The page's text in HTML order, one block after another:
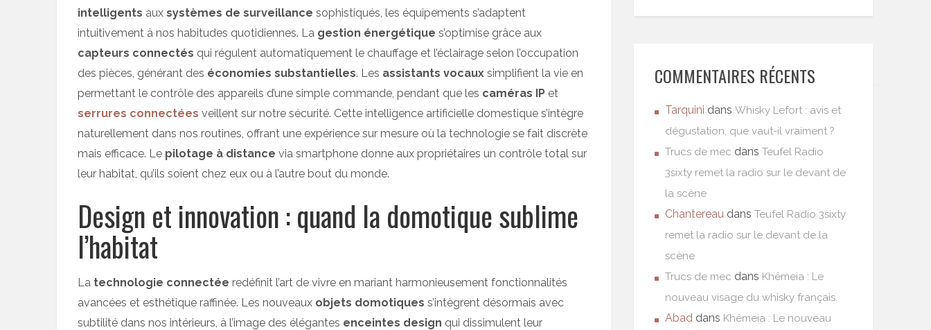
intelligents aux systèmes de surveillance sophistiqués, les équipements s’adaptent
intuitivement à nos habitudes quotidiennes. La gestion énergétique s’optimise grâce aux
capteurs connectés qui régulent automatiquement le chauffage et l’éclairage selon l’occupation
des pièces, générant des économies substantielles. Les assistants vocaux simplifient la vie en
permettant le contrôle des appareils d’une simple commande, pendant que les caméras IP et
serrures connectées veillent sur notre sécurité. Cette intelligence artificielle domestique s’intègre
naturellement dans nos routines, offrant une expérience sur mesure où la technologie se fait discrète
mais efficace. Le pilotage à distance via smartphone donne aux propriétaires un contrôle total sur
leur habitat, qu’ils soient chez eux ou à l’autre bout du monde.
Design et innovation : quand la domotique sublime
l’habitat
La technologie connectée redéfinit l’art de vivre en mariant harmonieusement fonctionnalités
avancées et esthétique raffinée. Les nouveaux objets domotiques s’intègrent désormais avec
subtilité dans nos intérieurs, à l’image des élégantes enceintes design qui dissimulent leur
COMMENTAIRES RÉCENTS
Tarquini dans Whisky Lefort : avis et
dégustation, que vaut-il vraiment ?
Trucs de mec dans Teufel Radio
3sixty remet la radio sur le devant de
la scène
Chantereau dans Teufel Radio 3sixty
remet la radio sur le devant de la
scène
Trucs de mec dans Khêmeia : Le
nouveau visage du whisky français.
Abad dans Khêmeia : Le nouveau